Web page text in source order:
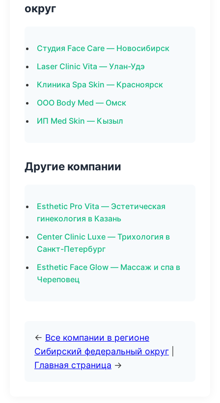
округ
Студия Face Care — Новосибирск
Laser Clinic Vita — Улан-Удэ
Клиника Spa Skin — Красноярск
ООО Body Med — Омск
ИП Med Skin — Кызыл
Другие компании
Esthetic Pro Vita — Эстетическая
гинекология в Казань
Center Clinic Luxe — Трихология в
Санкт-Петербург
Esthetic Face Glow — Массаж и спа в
Череповец
← Все компании в регионе
Сибирский федеральный округ
Главная страница →